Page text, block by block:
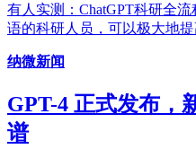
有人实测：ChatGPT科研全
语的科研人员，可以极大地提
纳微新闻
GPT-4 正式发布，
谱